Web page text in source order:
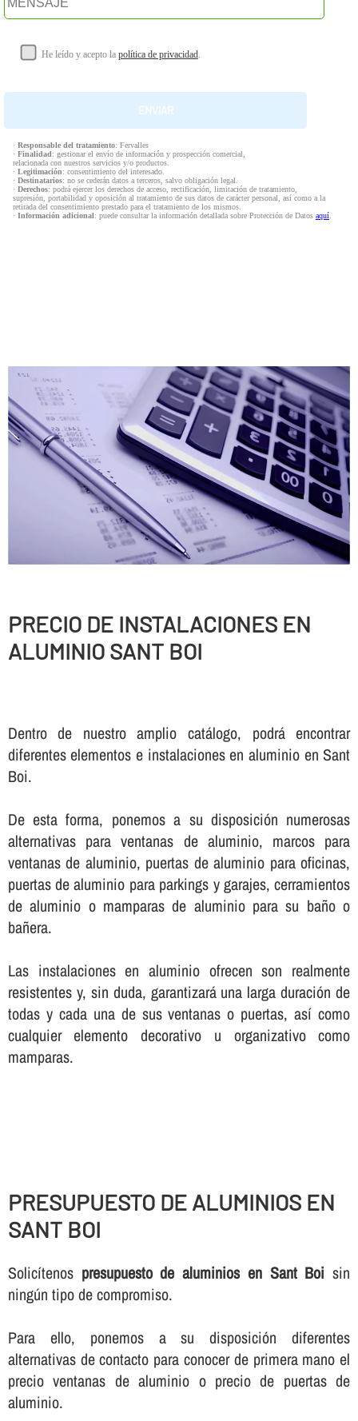
He leído y acepto la política de privacidad.
· Responsable del tratamiento: Fervalles
· Finalidad: gestionar el envío de información y prospección comercial,
relacionada con nuestros servicios y/o productos.
· Legitimación: consentimiento del interesado.
· Destinatarios: no se cederán datos a terceros, salvo obligación legal.
· Derechos: podrá ejercer los derechos de acceso, rectificación, limitación de tratamiento,
supresión, portabilidad y oposición al tratamiento de sus datos de carácter personal, así como a la
retirada del consentimiento prestado para el tratamiento de los mismos.
· Información adicional: puede consultar la información detallada sobre Protección de Datos aquí.
PRECIO DE INSTALACIONES EN
ALUMINIO SANT BOI
Dentro de nuestro amplio catálogo, podrá encontrar
diferentes elementos e instalaciones en aluminio en Sant
Boi.
De esta forma, ponemos a su disposición numerosas
alternativas para ventanas de aluminio, marcos para
ventanas de aluminio, puertas de aluminio para oficinas,
puertas de aluminio para parkings y garajes, cerramientos
de aluminio o mamparas de aluminio para su baño o
bañera.
Las instalaciones en aluminio ofrecen son realmente
resistentes y, sin duda, garantizará una larga duración de
todas y cada una de sus ventanas o puertas, así­ como
cualquier elemento decorativo u organizativo como
mamparas.
PRESUPUESTO DE ALUMINIOS EN
SANT BOI
Solicí­tenos presupuesto de aluminios en Sant Boi sin
ningún tipo de compromiso.
Para ello, ponemos a su disposición diferentes
alternativas de contacto para conocer de primera mano el
precio ventanas de aluminio o precio de puertas de
aluminio.